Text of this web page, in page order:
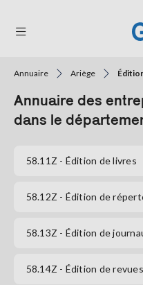
RÉGIONS
GAZETTE
Annuaire Ariège
Annuaire des
dans le
58.11Z - Édition de livres
58.12Z - Édition de
58.13Z - Édition de
58.14Z - Édition de